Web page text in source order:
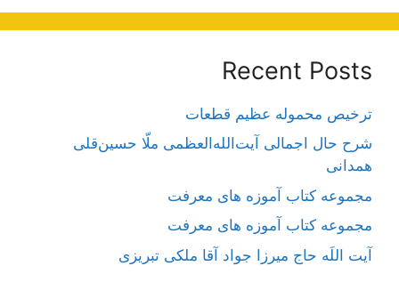
Recent Posts
ترخیص محموله عظیم قطعات
شرح حال اجمالی آیت‌الله‌العظمی ملّا حسین‌قلی
همدانی
مجموعه کتاب آموزه های معرفت
مجموعه کتاب آموزه های معرفت
آیت اللَه حاج میرزا جواد آقا ملکی تبریزی